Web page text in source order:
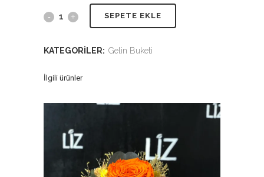
SEPETE EKLE
KATEGORILER: Gelin Buketi
İlgili ürünler